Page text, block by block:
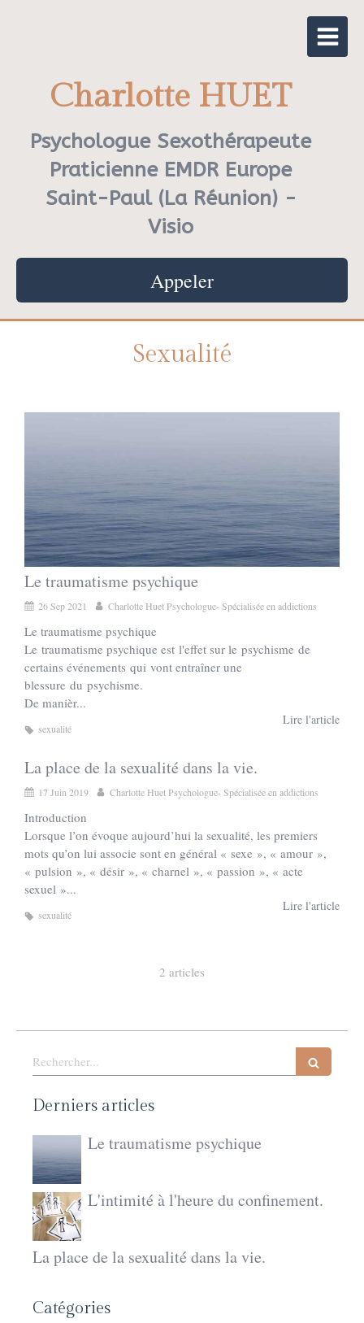
Charlotte HUET
Psychologue Sexothérapeute
Praticienne EMDR Europe
Saint-Paul (La Réunion) -
Visio
Appeler
Sexualité
Le traumatisme psychique
26 Sep 2021 Charlotte Huet Psychologue- Spécialisée en addictions
Le traumatisme psychique
Le traumatisme psychique est l'effet sur le psychisme de
certains événements qui vont entraîner une
blessure du psychisme.
De manièr...
Lire l'article
sexualité
La place de la sexualité dans la vie.
17 Juin 2019 Charlotte Huet Psychologue- Spécialisée en addictions
Introduction
Lorsque l’on évoque aujourd’hui la sexualité, les premiers
mots qu’on lui associe sont en général « sexe », « amour »,
« pulsion », « désir », « charnel », « passion », « acte
sexuel »...
Lire l'article
sexualité
2 articles
Rechercher
Derniers articles
Le traumatisme psychique
L'intimité à l'heure du confinement.
La place de la sexualité dans la vie.
Catégories